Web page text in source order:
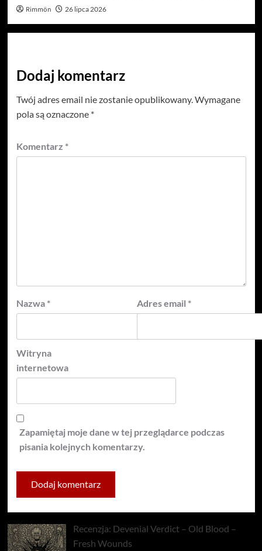
Rimmön 26 lipca 2026
Dodaj komentarz
Twój adres email nie zostanie opublikowany.Wymagane
pola są oznaczone *
Komentarz *
Nazwa * Adres email *
Witryna
internetowa
Zapamiętaj moje dane w tej przeglądarce podczas
pisania kolejnych komentarzy.
Recenzja: Devenial Verdict – Old Blood –
Fresh Wounds